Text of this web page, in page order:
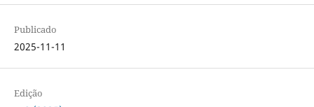
Publicado
2025-11-11
Edição